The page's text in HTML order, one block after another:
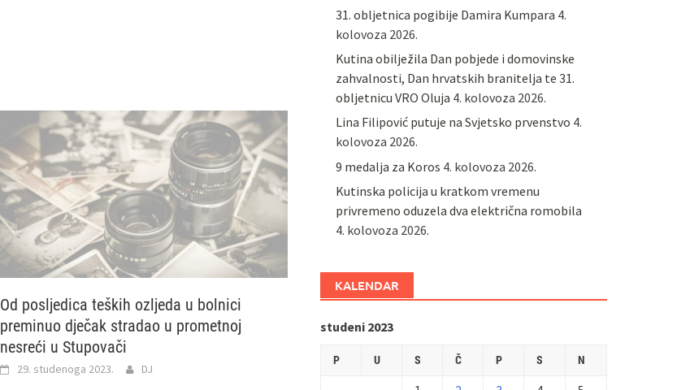
Od posljedica teških ozljeda u bolnici
preminuo dječak stradao u prometnoj
nesreći u Stupovači
29. studenoga 2023. DJ
31. obljetnica pogibije Damira Kumpara 4.
kolovoza 2026.
Kutina obilježila Dan pobjede i domovinske
zahvalnosti, Dan hrvatskih branitelja te 31.
obljetnicu VRO Oluja 4. kolovoza 2026.
Lina Filipović putuje na Svjetsko prvenstvo 4.
kolovoza 2026.
9 medalja za Koros 4. kolovoza 2026.
Kutinska policija u kratkom vremenu
privremeno oduzela dva električna romobila
4. kolovoza 2026.
KALENDAR
studeni 2023
P U S Č P S N